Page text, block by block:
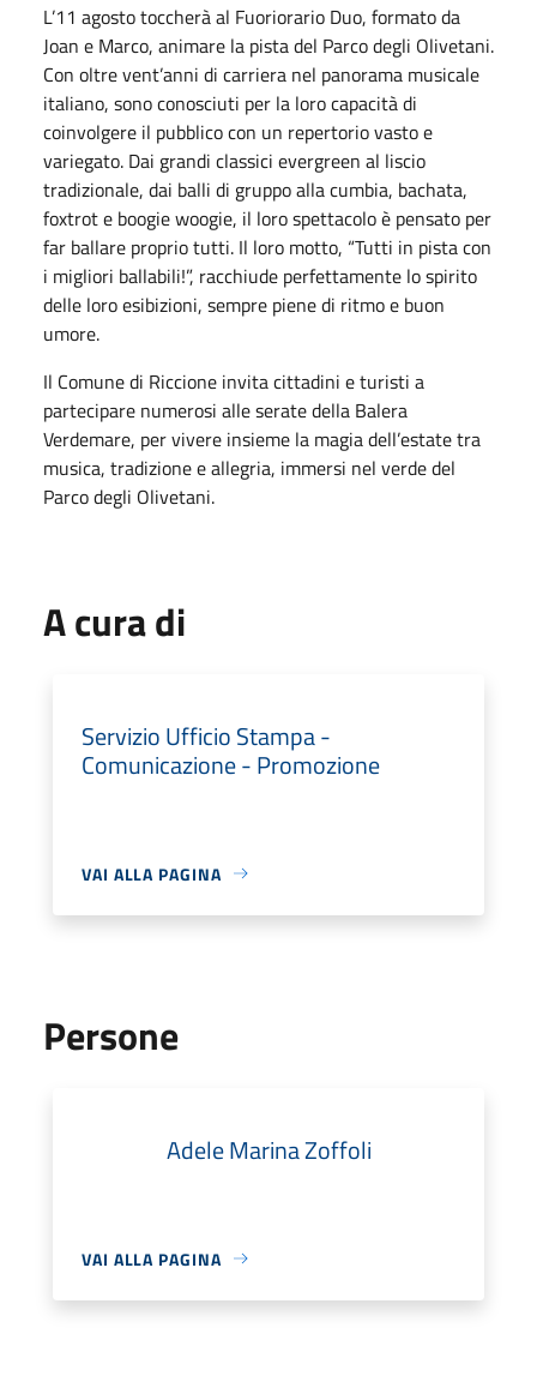
L’11 agosto toccherà al Fuoriorario Duo, formato da
Joan e Marco, animare la pista del Parco degli Olivetani.
Con oltre vent’anni di carriera nel panorama musicale
italiano, sono conosciuti per la loro capacità di
coinvolgere il pubblico con un repertorio vasto e
variegato. Dai grandi classici evergreen al liscio
tradizionale, dai balli di gruppo alla cumbia, bachata,
foxtrot e boogie woogie, il loro spettacolo è pensato per
far ballare proprio tutti. Il loro motto, “Tutti in pista con
i migliori ballabili!”, racchiude perfettamente lo spirito
delle loro esibizioni, sempre piene di ritmo e buon
umore.
Il Comune di Riccione invita cittadini e turisti a
partecipare numerosi alle serate della Balera
Verdemare, per vivere insieme la magia dell’estate tra
musica, tradizione e allegria, immersi nel verde del
Parco degli Olivetani.
A cura di
Servizio Ufficio Stampa -
Comunicazione - Promozione
VAI ALLA PAGINA
Persone
Adele Marina Zoffoli
VAI ALLA PAGINA